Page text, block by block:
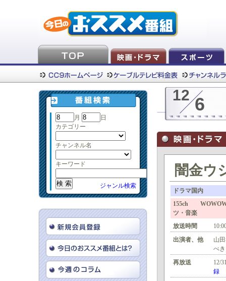
月
日
カテゴリー
チャンネル名
キーワード
ジャンル検索
12 6
闇金ウ
ドラマ国内
155ch WOWOW
ツ・音楽
放送時間
出演者、他
山
べ
再放送
12/
録